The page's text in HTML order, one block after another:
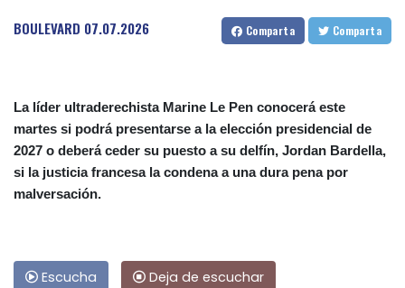
BOULEVARD 07.07.2026 Comparta Comparta
La líder ultraderechista Marine Le Pen conocerá este
martes si podrá presentarse a la elección presidencial de
2027 o deberá ceder su puesto a su delfín, Jordan Bardella,
si la justicia francesa la condena a una dura pena por
malversación.
Escucha Deja de escuchar